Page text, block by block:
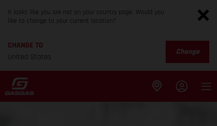
It looks like you are not on your country page. Would you
like to change to your current location?
CHANGE TO
United States
Change